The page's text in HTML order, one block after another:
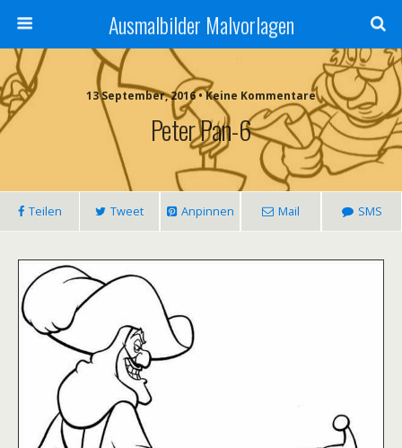
Ausmalbilder Malvorlagen
13 September, 2016 • Keine Kommentare
Peter Pan-6
Teilen Tweet Anpinnen Mail SMS